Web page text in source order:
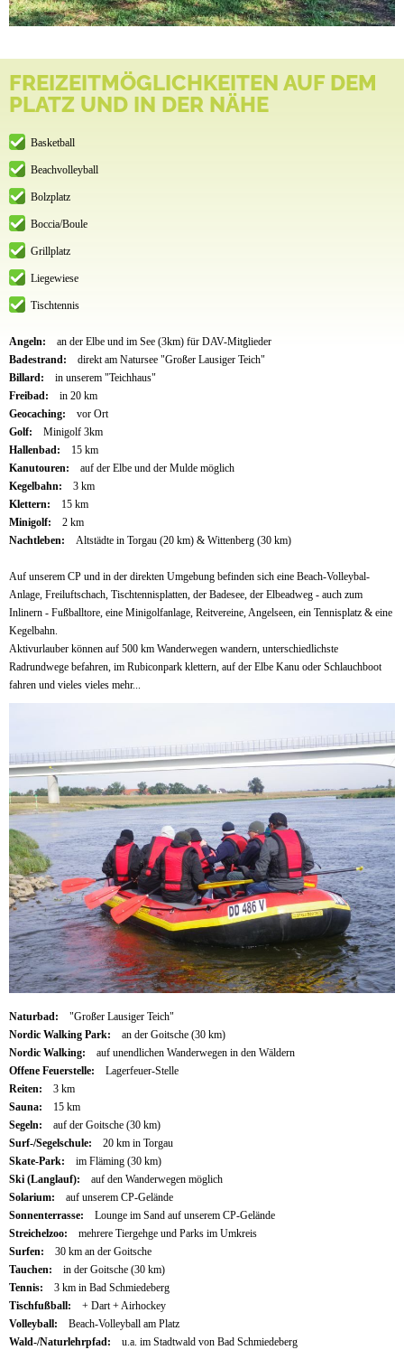
FREIZEITMÖGLICHKEITEN AUF DEM
PLATZ UND IN DER NÄHE
Basketball
Beachvolleyball
Bolzplatz
Boccia/Boule
Grillplatz
Liegewiese
Tischtennis
Angeln:
an der Elbe und im See (3km) für DAV-Mitglieder
Badestrand:
direkt am Natursee "Großer Lausiger Teich"
Billard:
in unserem "Teichhaus"
Freibad:
in 20 km
Geocaching:
vor Ort
Golf:
Minigolf 3km
Hallenbad:
15 km
Kanutouren:
auf der Elbe und der Mulde möglich
Kegelbahn:
3 km
Klettern:
15 km
Minigolf:
2 km
Nachtleben:
Altstädte in Torgau (20 km) & Wittenberg (30 km)
Auf unserem CP und in der direkten Umgebung befinden sich eine Beach-Volleybal-
Anlage, Freiluftschach, Tischtennisplatten, der Badesee, der Elbeadweg - auch zum
Inlinern - Fußballtore, eine Minigolfanlage, Reitvereine, Angelseen, ein Tennisplatz & eine
Kegelbahn.
Aktivurlauber können auf 500 km Wanderwegen wandern, unterschiedlichste
Radrundwege befahren, im Rubiconpark klettern, auf der Elbe Kanu oder Schlauchboot
fahren und vieles vieles mehr...
Naturbad:
"Großer Lausiger Teich"
Nordic Walking Park:
an der Goitsche (30 km)
Nordic Walking:
auf unendlichen Wanderwegen in den Wäldern
Offene Feuerstelle:
Lagerfeuer-Stelle
Reiten:
3 km
Sauna:
15 km
Segeln:
auf der Goitsche (30 km)
Surf-/Segelschule:
20 km in Torgau
Skate-Park:
im Fläming (30 km)
Ski (Langlauf):
auf den Wanderwegen möglich
Solarium:
auf unserem CP-Gelände
Sonnenterrasse:
Lounge im Sand auf unserem CP-Gelände
Streichelzoo:
mehrere Tiergehge und Parks im Umkreis
Surfen:
30 km an der Goitsche
Tauchen:
in der Goitsche (30 km)
Tennis:
3 km in Bad Schmiedeberg
Tischfußball:
+ Dart + Airhockey
Volleyball:
Beach-Volleyball am Platz
Wald-/Naturlehrpfad:
u.a. im Stadtwald von Bad Schmiedeberg